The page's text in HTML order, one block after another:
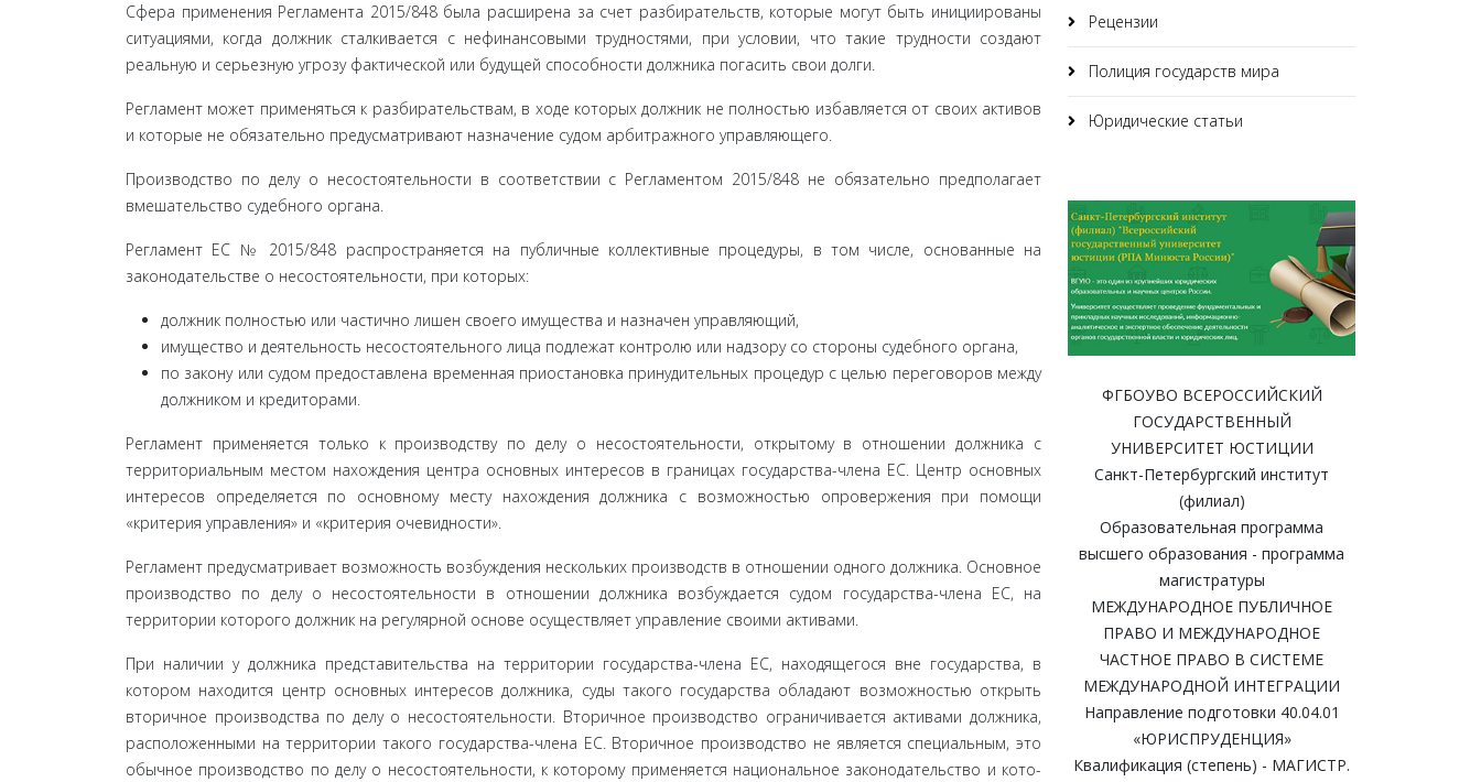
Сфера применения Регламента 2015/848 была рас­ширена за счет разбирательств, которые могут быть ини­циированы
ситуациями, когда должник сталкивается с нефинансовыми трудностями, при условии, что такие трудности создают
реальную и серьезную угрозу фак­тической или будущей способности должника погасить свои долги.
Регламент может применяться к разбирательствам, в ходе которых должник не полностью избавляется от своих активов
и которые не обязательно предусматривают назна­чение судом арбитражного управляющего.
Производство по делу о несостоятельности в соответ­ствии с Регламентом 2015/848 не обязательно предполагает
вмешательство судебного органа.
Регламент ЕС № 2015/848 распространяется на публич­ные коллективные процедуры, в том числе, основанные на
законодательстве о несостоятельности, при которых:
должник полностью или частично лишен своего иму­щества и назначен управляющий,
имущество и деятельность несостоятельного лица под­лежат контролю или надзору со стороны судебного органа,
по закону или судом предоставлена временная при­остановка принудительных процедур с целью переговоров между
должником и кредиторами.
Регламент применяется только к производству по делу о несостоятельности, открытому в отношении должника с
территориальным местом нахождения центра основных интересов в границах государства-члена ЕС. Центр основ­ных
интересов определяется по основному месту нахожде­ния должника с возможностью опровержения при помощи
«критерия управления» и «критерия очевидности».
Регламент предусматривает возможность возбуждения нескольких производств в отношении одного должника. Основное
производство по делу о несостоятельности в отно­шении должника возбуждается судом государства-члена ЕС, на
территории которого должник на регулярной основе осу­ществляет управление своими активами.
При наличии у должника представительства на терри­тории государства-члена ЕС, находящегося вне государства, в
котором находится центр основных интересов должника, суды такого государства обладают возможностью открыть
вторичное производства по делу о несостоятельности. Вто­ричное производство ограничивается активами должника,
расположенными на территории такого государства-члена ЕС. Вторичное производство не является специальным, это
обычное производство по делу о несостоятельности, к кото­рому применяется национальное законодательство и кото­
Рецензии
Полиция государств мира
Юридические статьи
ФГБОУВО ВСЕРОССИЙСКИЙ
ГОСУДАРСТВЕННЫЙ
УНИВЕРСИТЕТ ЮСТИЦИИ
Санкт-Петербургский институт
(филиал)
Образовательная программа
высшего образования - программа
магистратуры
МЕЖДУНАРОДНОЕ ПУБЛИЧНОЕ
ПРАВО И МЕЖДУНАРОДНОЕ
ЧАСТНОЕ ПРАВО В СИСТЕМЕ
МЕЖДУНАРОДНОЙ ИНТЕГРАЦИИ
Направление подготовки 40.04.01
«ЮРИСПРУДЕНЦИЯ»
Квалификация (степень) - МАГИСТР.